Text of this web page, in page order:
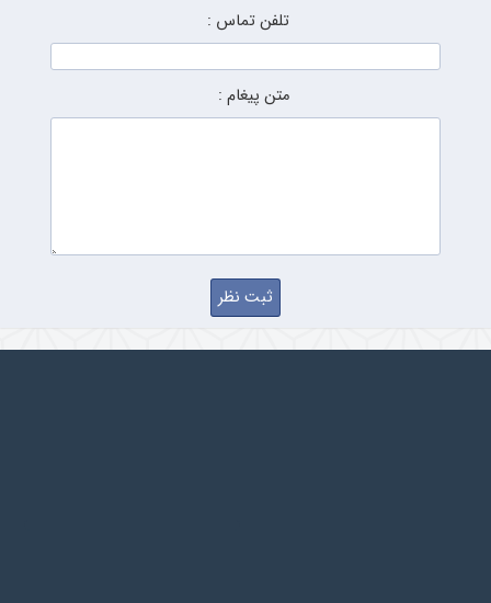
تلفن تماس :
متن پیغام :